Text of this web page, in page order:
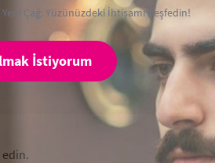
Çağ: Yüzünüzdeki İhtişamı Keşfedin!
İstiyorum